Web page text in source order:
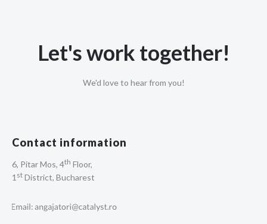
Let's work together!
We'd love to hear from you!
Contact information
6, Pitar Mos, 4th Floor,
1 st District, Bucharest